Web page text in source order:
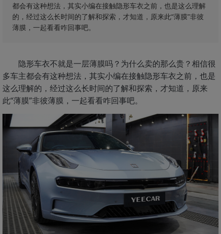
都会有这种想法，其实小编在接触隐形车衣之前，也是这么理解
的，经过这么长时间的了解和探索，才知道，原来此“薄膜”非彼
薄膜，一起看看咋回事吧。
隐形车衣不就是一层薄膜吗？为什么卖的那么贵？相信很
多车主都会有这种想法，其实小编在接触隐形车衣之前，也是
这么理解的，经过这么长时间的了解和探索，才知道，原来
此“薄膜”非彼薄膜，一起看看咋回事吧。